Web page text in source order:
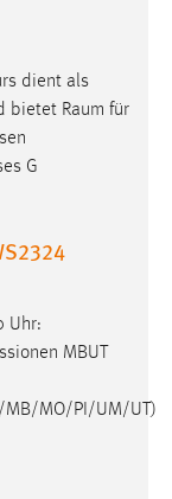
dient als
bietet Raum für
G
Uhr:
MBUT
MB/MO/PI/UM/UT)